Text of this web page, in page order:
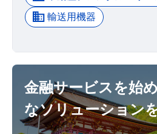
輸送用機器
金融サービスを始
なソリューション